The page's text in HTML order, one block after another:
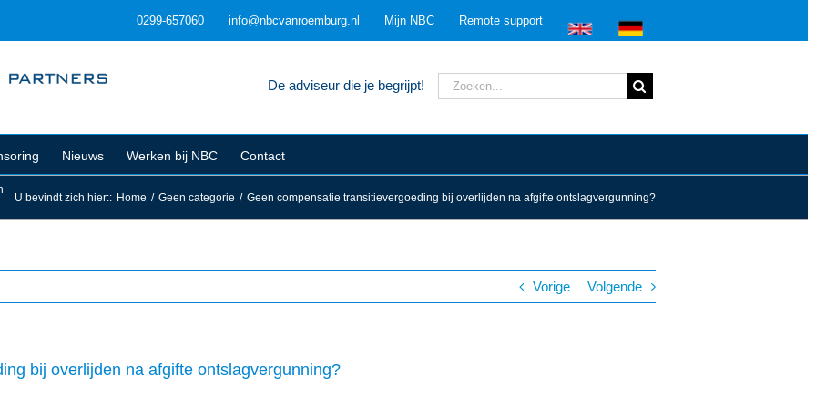
0299-657060 info@nbcvanroemburg.nl Mijn NBC Remote support
De adviseur die je begrijpt!
Zoeken
naar:
Nieuws Werken bij NBC Contact
U bevindt zich hier:: Home / Geen categorie / Geen compensatie transitievergoeding bij overlijden na afgifte ontslagvergunning?
Vorige Volgende
bij overlijden na afgifte ontslagvergunning?